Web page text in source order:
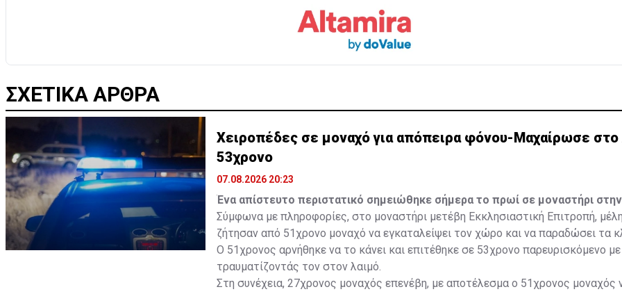
ΣΧΕΤΙΚΑ ΑΡΘΡΑ
Χειροπέδες σε μοναχό για απόπειρα φόνου-Μαχαίρωσε στο
53χρονο
07.08.2026 20:23
Ένα απίστευτο περιστατικό σημειώθηκε σήμερα το πρωί σε μοναστήρι
Σύμφωνα με πληροφορίες, στο μοναστήρι μετέβη Εκκλησιαστική Επιτροπή,
ζήτησαν από 51χρονο μοναχό να εγκαταλείψει τον χώρο και να παραδώσει τα
Ο 51χρονος αρνήθηκε να το κάνει και επιτέθηκε σε 53χρονο παρευρισκόμενο με
τραυματίζοντάς τον στον λαιμό.
Στη συνέχεια, 27χρονος μοναχός επενέβη, με αποτέλεσμα ο 51χρονος μοναχός